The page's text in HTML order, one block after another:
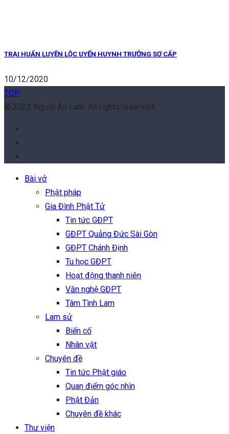
TRẠI HUẤN LUYỆN LỘC UYỂN HUYNH TRƯỞNG SƠ CẤP
10/12/2020
TOP
© 2023 Người Áo Lam. All rights reserved.
Bài vở
Phật pháp
Gia Đình Phật Tử
Tin tức GĐPT
GĐPT Quảng Đức Sài Gòn
GĐPT Chánh Định
Tu học GĐPT
Hoạt động thanh niên
Văn nghệ GĐPT
Tâm Tình Lam
Lam sử
Biến cố
Nhân vật
Chuyên đề
Tin tức Phật giáo
Quan điểm góc nhìn
Phật Đản
Chuyên đề khác
Thư viện